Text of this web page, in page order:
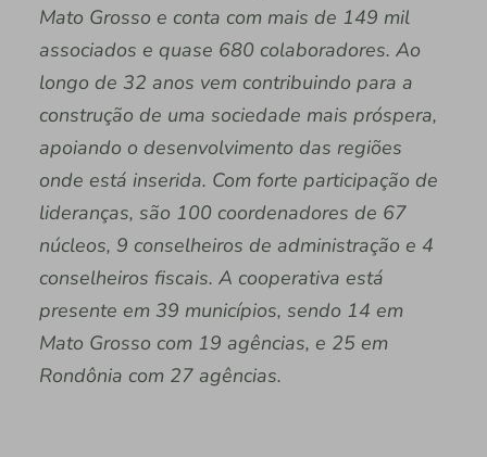
Mato Grosso e conta com mais de 149 mil
associados e quase 680 colaboradores. Ao
longo de 32 anos vem contribuindo para a
construção de uma sociedade mais próspera,
apoiando o desenvolvimento das regiões
onde está inserida. Com forte participação de
lideranças, são 100 coordenadores de 67
núcleos, 9 conselheiros de administração e 4
conselheiros fiscais. A cooperativa está
presente em 39 municípios, sendo 14 em
Mato Grosso com 19 agências, e 25 em
Rondônia com 27 agências.